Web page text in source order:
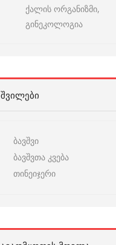
ქალის ორგანიზმი,
გინეკოლოგია
ᲨᲕᲘᲚᲔᲑᲘ
ბავშვი
ბავშვთა კვება
თინეიჯერი